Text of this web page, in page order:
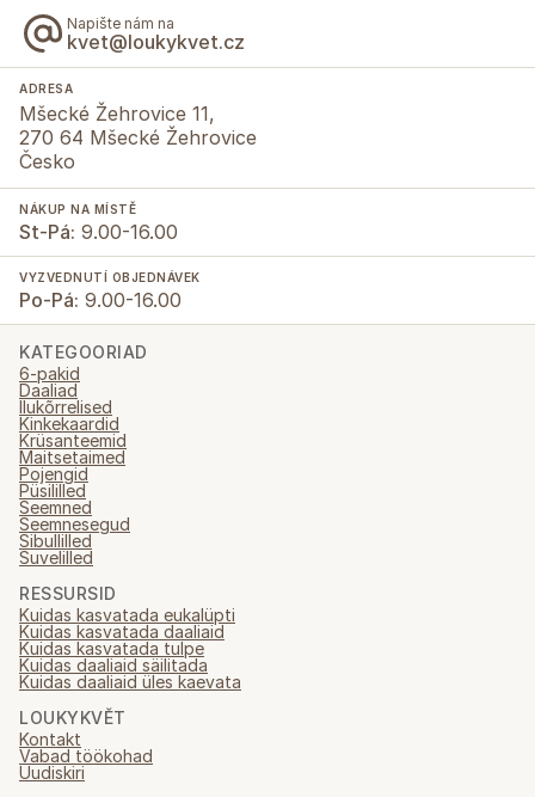
Napište nám na
kvet@loukykvet.cz
ADRESA
Mšecké Žehrovice 11,
270 64 Mšecké Žehrovice
Česko
NÁKUP NA MÍSTĚ
St-Pá: 9.00-16.00
VYZVEDNUTÍ OBJEDNÁVEK
Po-Pá: 9.00-16.00
KATEGOORIAD
6-pakid
Daaliad
Ilukõrrelised
Kinkekaardid
Krüsanteemid
Maitsetaimed
Pojengid
Püsililled
Seemned
Seemnesegud
Sibullilled
Suvelilled
RESSURSID
Kuidas kasvatada eukalüpti
Kuidas kasvatada daaliaid
Kuidas kasvatada tulpe
Kuidas daaliaid säilitada
Kuidas daaliaid üles kaevata
LOUKYKVĚT
Kontakt
Vabad töökohad
Uudiskiri